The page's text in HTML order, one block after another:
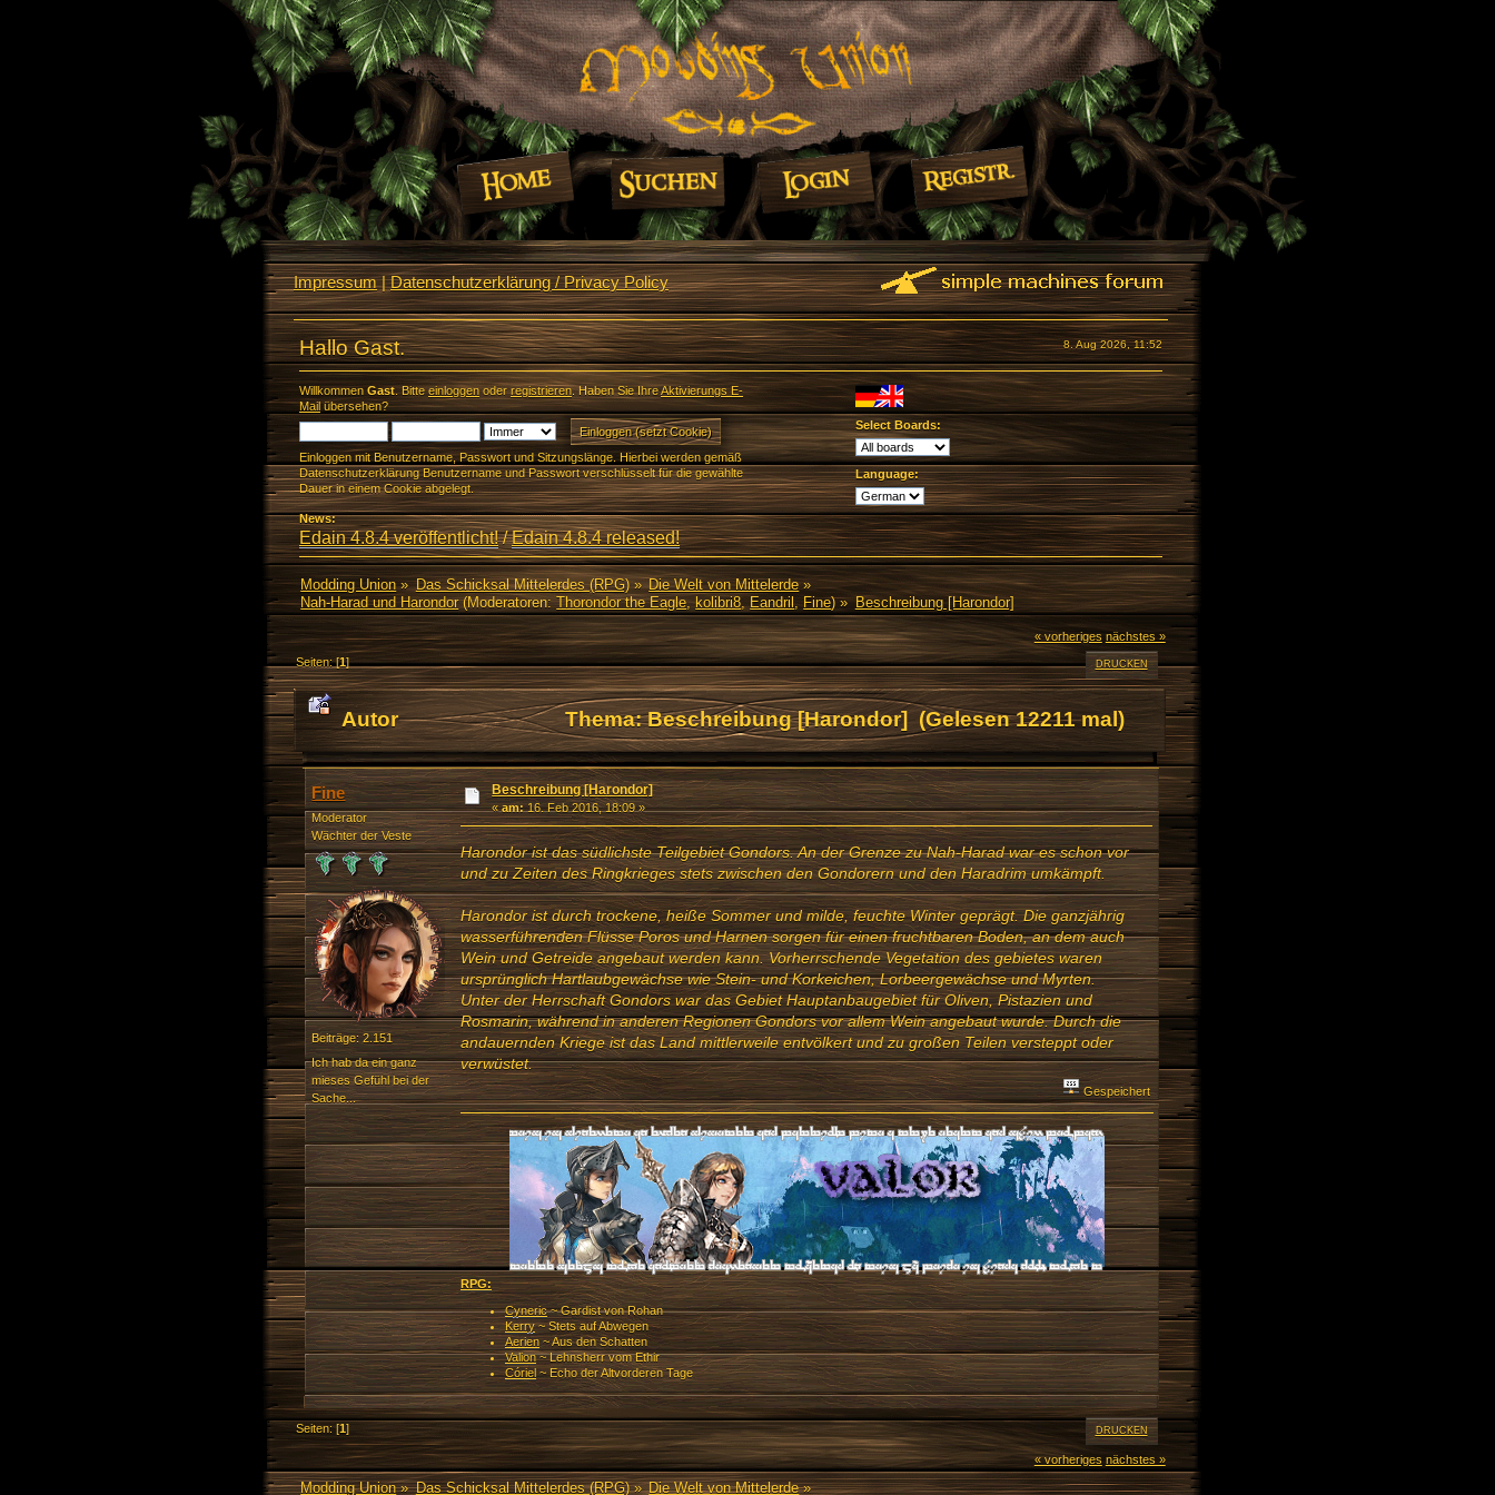
Impressum|Datenschutzerklärung / Privacy Policy
8. Aug 2026, 11:52
Hallo Gast.
Willkommen Gast. Bitte einloggenoderregistrieren. Haben Sie IhreAktivierungs E-
Mailübersehen?
Einloggen mit Benutzername, Passwort und Sitzungslänge. Hierbei werden gemäß
Datenschutzerklärung Benutzername und Passwort verschlüsselt für die gewählte
Dauer in einem Cookie abgelegt.
Select Boards:
Language:
News:
Edain 4.8.4 veröffentlicht!/Edain 4.8.4 released!
Modding Union» Das Schicksal Mittelerdes (RPG)» Die Welt von Mittelerde»
Nah-Harad und Harondor(Moderatoren:Thorondor the Eagle,kolibri8,Eandril, Fine) » Beschreibung [Harondor]
« vorheriges nächstes »
DRUCKEN
Seiten: [1]
Autor Thema: Beschreibung [Harondor] (Gelesen 12211 mal)
Fine
Moderator
Wächter der Veste
Beiträge: 2.151
Ich hab da ein ganz
mieses Gefühl bei der
Sache...
Beschreibung [Harondor]
«am:16. Feb 2016, 18:09 »
Harondor ist das südlichste Teilgebiet Gondors. An der Grenze zu Nah-Harad war es schon vor
und zu Zeiten des Ringkrieges stets zwischen den Gondorern und den Haradrim umkämpft.
Harondor ist durch trockene, heiße Sommer und milde, feuchte Winter geprägt. Die ganzjährig
wasserführenden Flüsse Poros und Harnen sorgen für einen fruchtbaren Boden, an dem auch
Wein und Getreide angebaut werden kann. Vorherrschende Vegetation des gebietes waren
ursprünglich Hartlaubgewächse wie Stein- und Korkeichen, Lorbeergewächse und Myrten.
Unter der Herrschaft Gondors war das Gebiet Hauptanbaugebiet für Oliven, Pistazien und
Rosmarin, während in anderen Regionen Gondors vor allem Wein angebaut wurde. Durch die
andauernden Kriege ist das Land mittlerweile entvölkert und zu großen Teilen versteppt oder
verwüstet.
Gespeichert
RPG:
Cyneric~ Gardist von Rohan
Kerry~ Stets auf Abwegen
Aerien ~ Aus den Schatten
Valion~ Lehnsherr vom Ethir
Córiel ~ Echo der Altvorderen Tage
DRUCKEN
Seiten: [1]
« vorheriges nächstes »
Modding Union» Das Schicksal Mittelerdes (RPG)» Die Welt von Mittelerde»